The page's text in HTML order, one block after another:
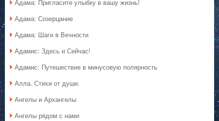
Адама: Пригласите улыбку в вашу жизнь!
Адама: Созерцание
Адама: Шаги в Вечности
Адамис: Здесь и Сейчас!
Адамис: Путешествие в минусовую полярность
Алла. Стихи от души.
Ангелы и Архангелы
Ангелы рядом с нами